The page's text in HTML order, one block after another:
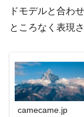
ドモデルと合わ
ところなく表現さ
camecame.jp